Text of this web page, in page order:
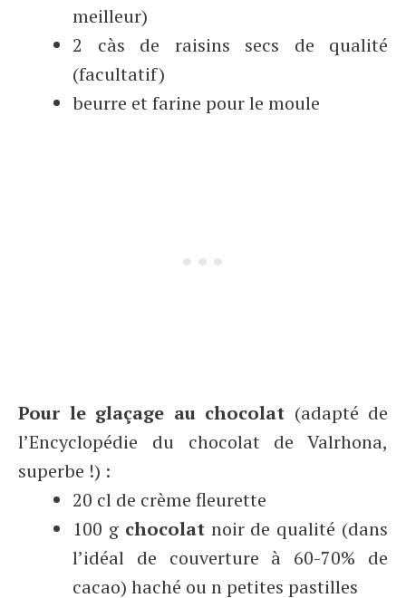
meilleur)
2 càs de raisins secs de qualité
(facultatif)
beurre et farine pour le moule
Pour le glaçage au chocolat (adapté de
l’Encyclopédie du chocolat de Valrhona,
superbe !) :
20 cl de crème fleurette
100 g chocolatnoir de qualité (dans
l’idéal de couverture à 60-70% de
cacao) haché ou n petites pastilles